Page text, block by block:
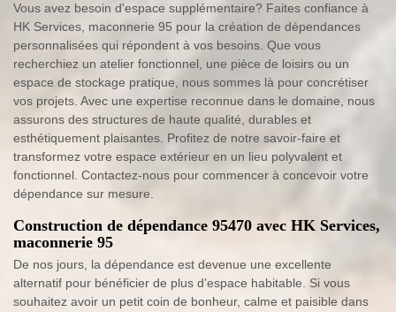
Vous avez besoin d'espace supplémentaire? Faites confiance à
HK Services, maconnerie 95 pour la création de dépendances
personnalisées qui répondent à vos besoins. Que vous
recherchiez un atelier fonctionnel, une pièce de loisirs ou un
espace de stockage pratique, nous sommes là pour concrétiser
vos projets. Avec une expertise reconnue dans le domaine, nous
assurons des structures de haute qualité, durables et
esthétiquement plaisantes. Profitez de notre savoir-faire et
transformez votre espace extérieur en un lieu polyvalent et
fonctionnel. Contactez-nous pour commencer à concevoir votre
dépendance sur mesure.
Construction de dépendance 95470 avec HK Services,
maconnerie 95
De nos jours, la dépendance est devenue une excellente
alternatif pour bénéficier de plus d’espace habitable. Si vous
souhaitez avoir un petit coin de bonheur, calme et paisible dans